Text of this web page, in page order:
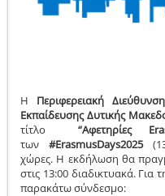
Η Περιφερειακή
Εκπαίδευσης Δυτικής
τίτλο“Αφετηρίες
των#ΕrasmusDays2025
χώρες. H εκδήλωση θα
στις 13:00 διαδικτυακά.
παρακάτω σύνδεσμο: